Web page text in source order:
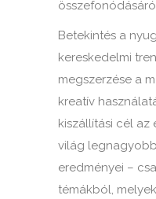
Betekintés a
kereskedelmi
megszerzése a
kreatív
kiszállítási cél az
világ
eredményei –
témákból,